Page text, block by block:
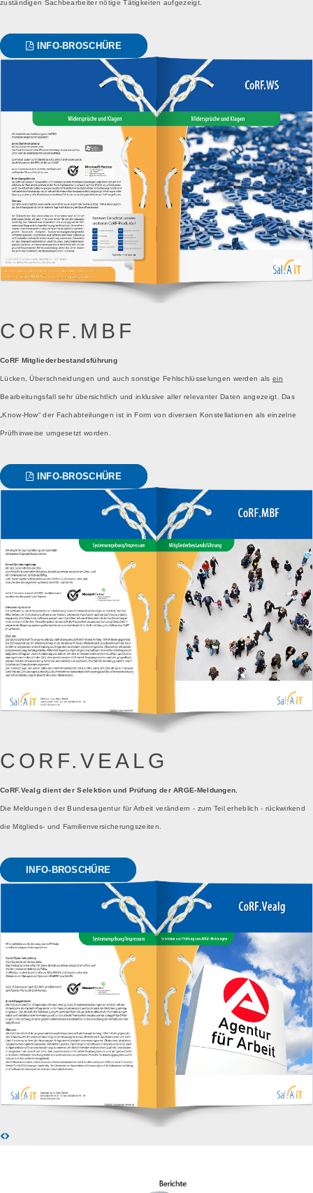
zuständigen Sachbearbeiter nötige Tätigkeiten aufgezeigt.
INFO-BROSCHÜRE
CORF.MBF
CoRF Mitgliederbestandsführung
Lücken, Überschneidungen und auch sonstige Fehlschlüsselungen werden als ein
Bearbeitungsfall sehr übersichtlich und inklusive aller relevanter Daten angezeigt. Das
„Know-How“ der Fachabteilungen ist in Form von diversen Konstellationen als einzelne
Prüfhinweise umgesetzt worden.
INFO-BROSCHÜRE
CORF.VEALG
CoRF.Vealg dient der Selektion und Prüfung der ARGE-Meldungen.
Die Meldungen der Bundesagentur für Arbeit verändern - zum Teil erheblich - rückwirkend
die Mitglieds- und Familienversicherungszeiten.
INFO-BROSCHÜRE